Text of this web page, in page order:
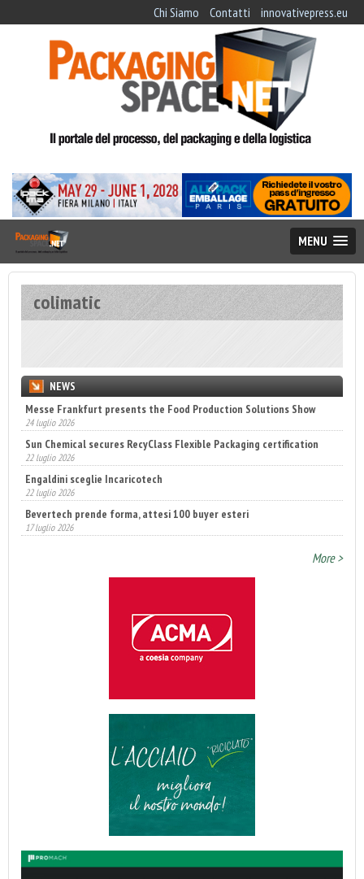
Chi Siamo Contatti innovativepress.eu
MENU
colimatic
NEWS
Messe Frankfurt presents the Food Production Solutions Show
24 luglio 2026
Sun Chemical secures RecyClass Flexible Packaging certification
22 luglio 2026
Engaldini sceglie Incaricotech
22 luglio 2026
Bevertech prende forma, attesi 100 buyer esteri
17 luglio 2026
More >